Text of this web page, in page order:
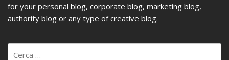
for your personal blog, corporate blog, marketing blog,
authority blog or any type of creative blog.